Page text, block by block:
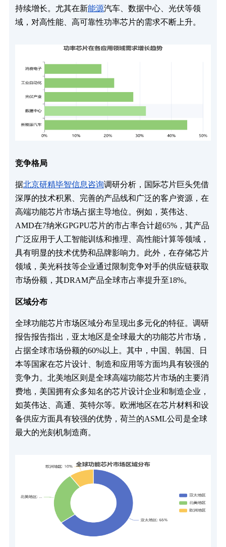
持续增长。尤其在新能源汽车、数据中心、光伏等领
域，对高性能、高可靠性功率芯片的需求不断上升。
竞争格局
据北京研精毕智信息咨询调研分析，国际芯片巨头凭借
深厚的技术积累、完善的产品线和广泛的客户资源，在
高端功能芯片市场占据主导地位。例如，英伟达、
AMD在7纳米GPGPU芯片的市占率合计超65%，其产品
广泛应用于人工智能训练和推理、高性能计算等领域，
具有明显的技术优势和品牌影响力。此外，在存储芯片
领域，美光科技等企业通过限制竞争对手的供应链获取
市场份额，其DRAM产品全球市占率提升至18%。
区域分布
全球功能芯片市场区域分布呈现出多元化的特征。调研
报告报告指出，亚太地区是全球最大的功能芯片市场，
占据全球市场份额的60%以上。其中，中国、韩国、日
本等国家在芯片设计、制造和应用等方面均具有较强的
竞争力。北美地区则是全球高端功能芯片市场的主要消
费地，美国拥有众多知名的芯片设计企业和制造企业，
如英伟达、高通、英特尔等。欧洲地区在芯片材料和设
备供应方面具有较强的优势，荷兰的ASML公司是全球
最大的光刻机制造商。